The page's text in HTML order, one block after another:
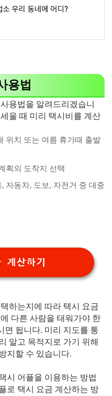
소 우리 동네에 어디?
용법
용법을 알려드리겠습니
울 때 미리 택시비를 계산
위치 또는 여름 휴가때 출발
획의 도착지 선택
자동차, 도보, 자전거 중 대중
계산하기
하는지에 따라 택시 요금
다른 사람을 태워가야 한
면 됩니다. 미리 지도를 통
알고 목적지로 가기 위해
지할 수 있습니다.
시 어플을 이용하는 방법
로 택시 요금 계산하는 방